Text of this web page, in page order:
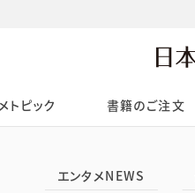
トピック 書籍のご注文
エンタメNEWS